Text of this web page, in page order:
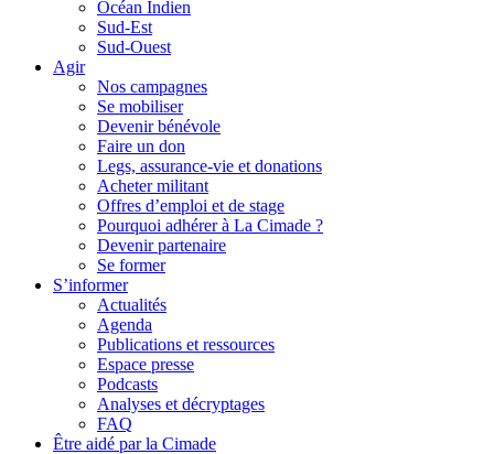
Océan Indien
Sud-Est
Sud-Ouest
Agir
Nos campagnes
Se mobiliser
Devenir bénévole
Faire un don
Legs, assurance-vie et donations
Acheter militant
Offres d’emploi et de stage
Pourquoi adhérer à La Cimade ?
Devenir partenaire
Se former
S’informer
Actualités
Agenda
Publications et ressources
Espace presse
Podcasts
Analyses et décryptages
FAQ
Être aidé par la Cimade